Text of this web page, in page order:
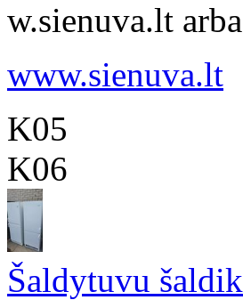
w.sienuva.lt
www.sienuva.lt
K05
K06
Šaldytuvu